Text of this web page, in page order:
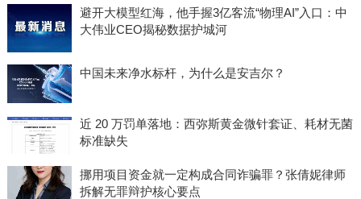
避开大模型红海，他手握3亿客流“物理AI”入口：中
大伟业CEO揭秘数据护城河
中国未来净水标杆，为什么是安吉尔？
近 20 万罚单落地：西弥斯黄金微针套证、耗材无菌
标准缺失
挪用项目资金就一定构成合同诈骗罪？张倩妮律师
拆解无罪辩护核心要点